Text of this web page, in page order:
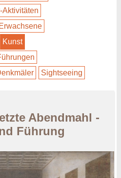
Aktivitäten
Kunst
Sightseeing
Abendmahl -
Führung